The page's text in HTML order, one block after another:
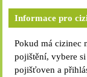
Informace pro
Pokud má cizinec
pojištění, vybere
pojišťoven a